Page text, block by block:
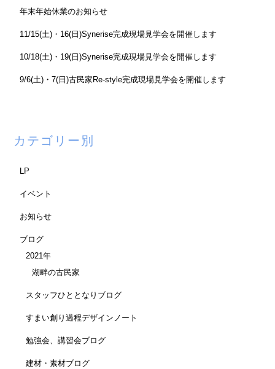
年末年始休業のお知らせ
11/15(土)・16(日)Synerise完成現場見学会を開催します
10/18(土)・19(日)Synerise完成現場見学会を開催します
9/6(土)・7(日)古民家Re-style完成現場見学会を開催します
カテゴリー別
LP
イベント
お知らせ
ブログ
2021年
湖畔の古民家
スタッフひととなりブログ
すまい創り過程デザインノート
勉強会、講習会ブログ
建材・素材ブログ